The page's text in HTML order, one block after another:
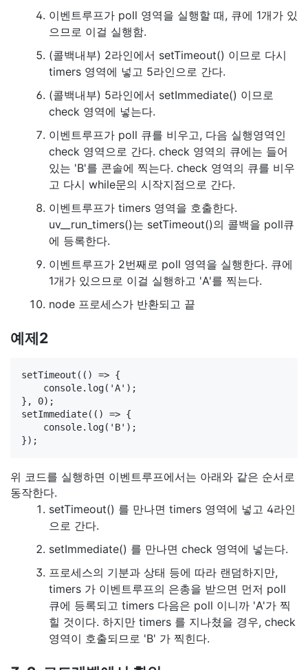
이벤트루프가 poll 영역을 실행할 때, 큐에 1개가 있
으므로 이걸 실행함.
(콜백내부) 2라인에서 setTimeout() 이므로 다시
timers 영역에 넣고 5라인으로 간다.
(콜백내부) 5라인에서 setImmediate() 이므로
check 영역에 넣는다.
이벤트루프가 poll 큐를 비우고, 다음 실행영역인
check 영역으로 간다. check 영역의 큐에는 들어
있는 'B'를 콘솔에 찍는다. check 영역의 큐를 비우
고 다시 while문의 시작지점으로 간다.
이벤트루프가 timers 영역을 호출한다.
uv__run_timers()는 setTimeout()의 콜백을 poll큐
에 등록한다.
이벤트루프가 2번째로 poll 영역을 실행한다. 큐에
1개가 있으므로 이걸 실행하고 'A'를 찍는다.
node 프로세스가 반환되고 끝
예제2
setTimeout(() => {
    console.log('A');
}, 0);
setImmediate(() => {
    console.log('B');
위 코드를 실행하면 이벤트루프에서는 아래와 같은 순서로
동작한다.
setTimeout() 를 만나면 timers 영역에 넣고 4라인
으로 간다.
setImmediate() 를 만나면 check 영역에 넣는다.
프로세스의 기분과 상태 등에 따라 랜덤하지만,
timers 가 이벤트루프의 은총을 받으면 먼저 poll
큐에 등록되고 timers 다음은 poll 이니까 'A'가 찍
힐 것이다. 하지만 timers 를 지나쳤을 경우, check
영역이 호출되므로 'B' 가 찍힌다.